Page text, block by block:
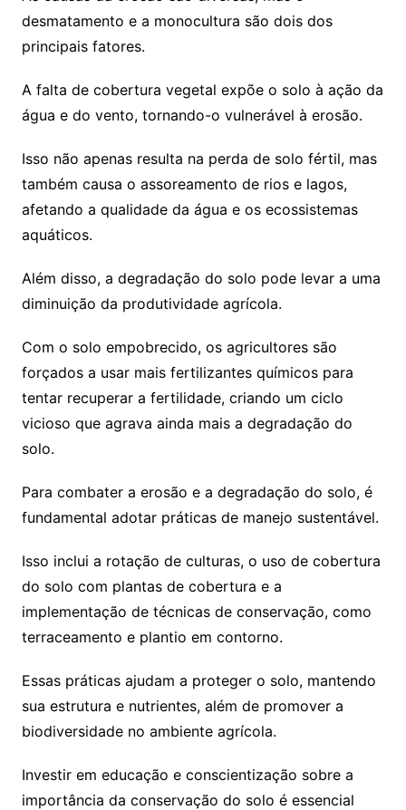
desmatamento e a monocultura são dois dos
principais fatores.
A falta de cobertura vegetal expõe o solo à ação da
água e do vento, tornando-o vulnerável à erosão.
Isso não apenas resulta na perda de solo fértil, mas
também causa o assoreamento de rios e lagos,
afetando a qualidade da água e os ecossistemas
aquáticos.
Além disso, a degradação do solo pode levar a uma
diminuição da produtividade agrícola.
Com o solo empobrecido, os agricultores são
forçados a usar mais fertilizantes químicos para
tentar recuperar a fertilidade, criando um ciclo
vicioso que agrava ainda mais a degradação do
solo.
Para combater a erosão e a degradação do solo, é
fundamental adotar práticas de manejo sustentável.
Isso inclui a rotação de culturas, o uso de cobertura
do solo com plantas de cobertura e a
implementação de técnicas de conservação, como
terraceamento e plantio em contorno.
Essas práticas ajudam a proteger o solo, mantendo
sua estrutura e nutrientes, além de promover a
biodiversidade no ambiente agrícola.
Investir em educação e conscientização sobre a
importância da conservação do solo é essencial